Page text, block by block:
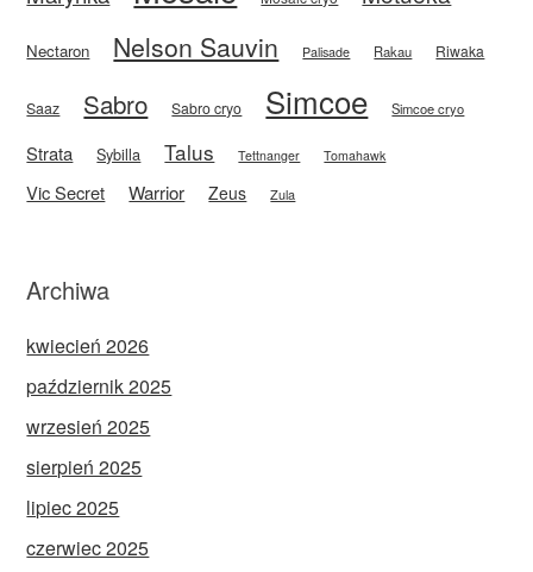
Nectaron Nelson Sauvin Palisade Rakau Riwaka
Saaz Sabro Sabro cryo Simcoe Simcoe cryo
Strata Sybilla Talus Tettnanger Tomahawk
Vic Secret Warrior Zeus Zula
Archiwa
kwiecień 2026
październik 2025
wrzesień 2025
sierpień 2025
lipiec 2025
czerwiec 2025